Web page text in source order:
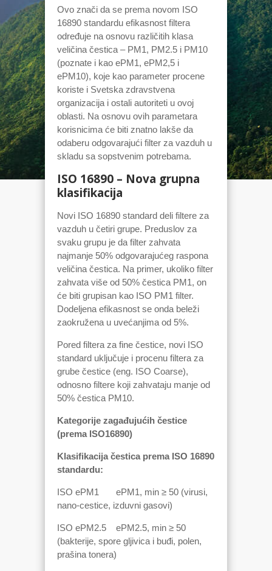
Ovo znači da se prema novom ISO
16890 standardu efikasnost filtera
određuje na osnovu različitih klasa
veličina čestica – PM1, PM2.5 i PM10
(poznate i kao ePM1, ePM2,5 i
ePM10), koje kao parameter procene
koriste i Svetska zdravstvena
organizacija i ostali autoriteti u ovoj
oblasti. Na osnovu ovih parametara
korisnicima će biti znatno lakše da
odaberu odgovarajući filter za vazduh u
skladu sa sopstvenim potrebama.
ISO 16890 – Nova grupna
klasifikacija
Novi ISO 16890 standard deli filtere za
vazduh u četiri grupe. Preduslov za
svaku grupu je da filter zahvata
najmanje 50% odgovarajućeg raspona
veličina čestica. Na primer, ukoliko filter
zahvata više od 50% čestica PM1, on
će biti grupisan kao ISO PM1 filter.
Dodeljena efikasnost se onda beleži
zaokružena u uvećanjima od 5%.
Pored filtera za fine čestice, novi ISO
standard uključuje i procenu filtera za
grube čestice (eng. ISO Coarse),
odnosno filtere koji zahvataju manje od
50% čestica PM10.
Kategorije zagađujućih čestice
(prema ISO16890)
Klasifikacija čestica prema ISO 16890
standardu:
ISO ePM1 ePM1, min ≥ 50 (virusi,
nano-cestice, izduvni gasovi)
ISO ePM2.5 ePM2.5, min ≥ 50
(bakterije, spore gljivica i buđi, polen,
prašina tonera)